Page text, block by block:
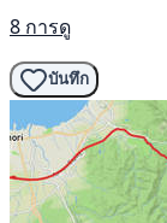
8 การดู
บันทึก